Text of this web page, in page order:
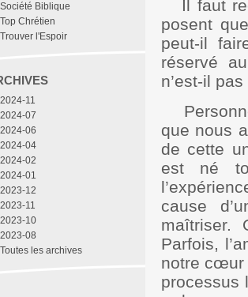
Société Biblique
Top Chrétien
Trouver l'Espoir
2024-11
2024-07
2024-06
2024-04
2024-02
2024-01
2023-12
2023-11
2023-10
2023-08
Toutes les archives
Il faut
posent
peut-il
réservé
n’est-il
que nous
de cette
est né
cause
Parfois,
notre cœur
processus